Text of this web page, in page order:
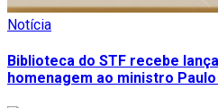
Notícia
Biblioteca do STF recebe
homenagem ao ministro